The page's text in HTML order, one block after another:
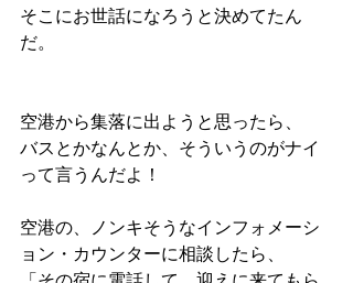
そこにお世話になろうと決めてたん
だ。
空港から集落に出ようと思ったら、
バスとかなんとか、そういうのがナイ
って言うんだよ！
空港の、ノンキそうなインフォメーシ
ョン・カウンターに相談したら、